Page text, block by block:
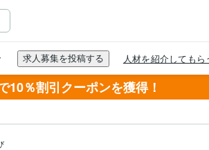
10％割引クーポンを獲得！